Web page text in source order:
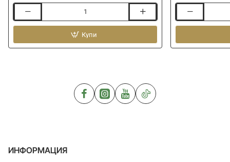
GURU
4m
Купи
SENSAS
Rectangular
ИНФОРМАЦИЯ